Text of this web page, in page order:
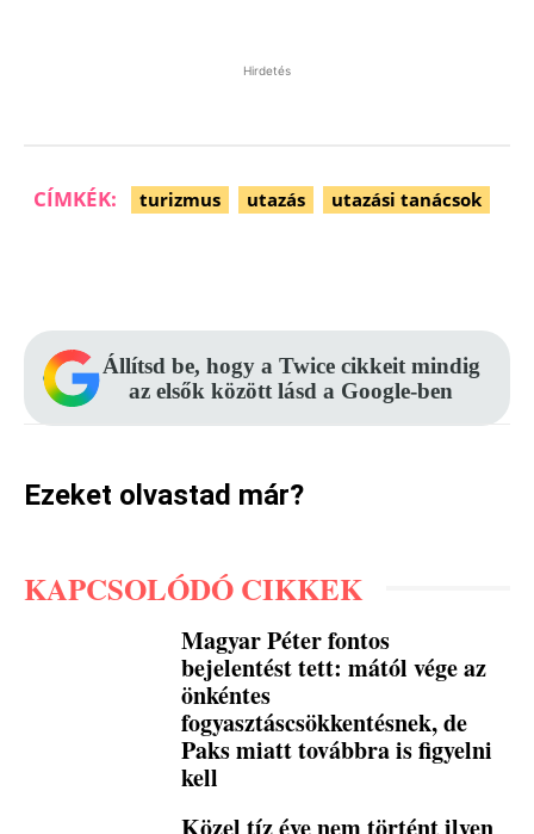
Hirdetés
CÍMKÉK: turizmus utazás utazási tanácsok
Állítsd be, hogy a Twice cikkeit mindig
az elsők között lásd a Google-ben
Ezeket olvastad már?
KAPCSOLÓDÓ CIKKEK
Magyar Péter fontos
bejelentést tett: mától vége az
önkéntes
fogyasztáscsökkentésnek, de
Paks miatt továbbra is figyelni
kell